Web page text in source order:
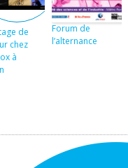
de
chez
à
Forum de
l’alternance